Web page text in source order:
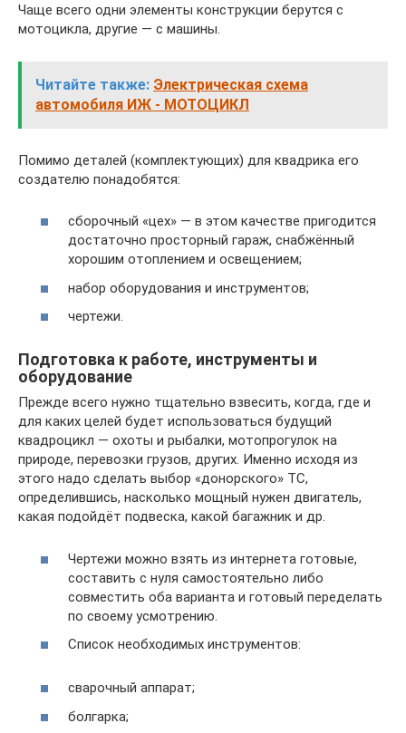
Чаще всего одни элементы конструкции берутся с
мотоцикла, другие — с машины.
Читайте также: Электрическая схема
автомобиля ИЖ - МОТОЦИКЛ
Помимо деталей (комплектующих) для квадрика его
создателю понадобятся:
сборочный «цех» — в этом качестве пригодится
достаточно просторный гараж, снабжённый
хорошим отоплением и освещением;
набор оборудования и инструментов;
чертежи.
Подготовка к работе, инструменты и
оборудование
Прежде всего нужно тщательно взвесить, когда, где и
для каких целей будет использоваться будущий
квадроцикл — охоты и рыбалки, мотопрогулок на
природе, перевозки грузов, других. Именно исходя из
этого надо сделать выбор «донорского» ТС,
определившись, насколько мощный нужен двигатель,
какая подойдёт подвеска, какой багажник и др.
Чертежи можно взять из интернета готовые,
составить с нуля самостоятельно либо
совместить оба варианта и готовый переделать
по своему усмотрению.
Список необходимых инструментов:
сварочный аппарат;
болгарка;